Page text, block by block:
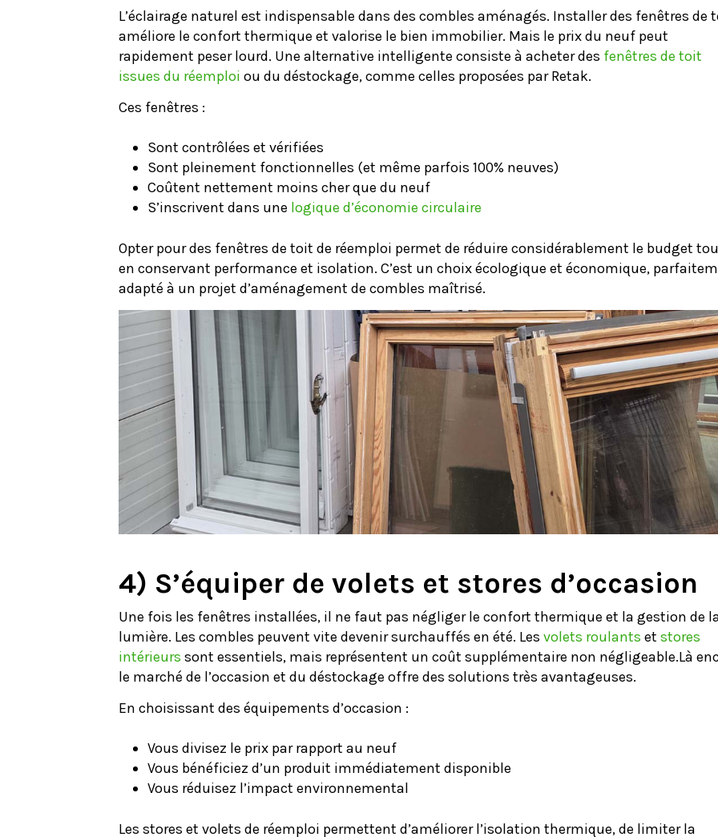
L’éclairage naturel est indispensable dans des combles aménagés. Installer des fenêtres de
améliore le confort thermique et valorise le bien immobilier. Mais le prix du neuf peut
rapidement peser lourd. Une alternative intelligente consiste à acheter des fenêtres de toit
issues du réemploi ou du déstockage, comme celles proposées par Retak.
Ces fenêtres :
Sont contrôlées et vérifiées
Sont pleinement fonctionnelles (et même parfois 100% neuves)
Coûtent nettement moins cher que du neuf
S’inscrivent dans une logique d’économie circulaire
Opter pour des fenêtres de toit de réemploi permet de réduire considérablement le budget
en conservant performance et isolation. C’est un choix écologique et économique,
adapté à un projet d’aménagement de combles maîtrisé.
4) S’équiper de volets et stores d’occasion
Une fois les fenêtres installées, il ne faut pas négliger le confort thermique et la gestion de
lumière. Les combles peuvent vite devenir surchauffés en été. Les volets roulants et stores
intérieurs sont essentiels, mais représentent un coût supplémentaire non négligeable.Là
le marché de l’occasion et du déstockage offre des solutions très avantageuses.
En choisissant des équipements d’occasion :
Vous divisez le prix par rapport au neuf
Vous bénéficiez d’un produit immédiatement disponible
Vous réduisez l’impact environnemental
Les stores et volets de réemploi permettent d’améliorer l’isolation thermique, de limiter la